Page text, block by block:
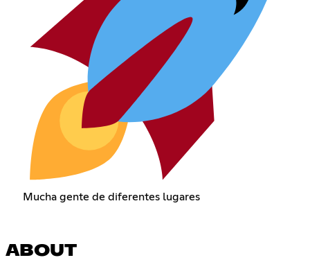
Mucha gente de diferentes lugares
ABOUT